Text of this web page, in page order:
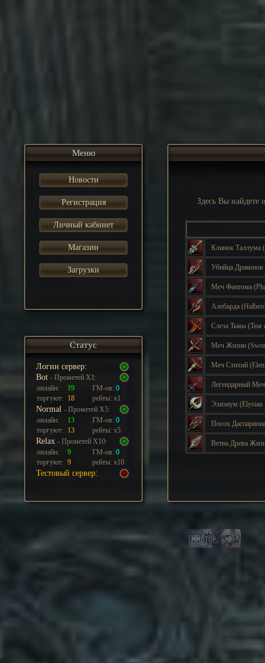
Меню
Новости
Регистрация
Личный кабинет
Магазин
Загрузки
Здесь Вы найдете
Клинок Таллума
Убийца Драконов
Меч Фантома
Алебарда
Слеза Тьмы (Tear
Меч Жизни
Меч Стихий
Легендарный
Элизиум (Elysian
Посох
Ветвь Древа
Статус
Логин сервер:
Bot - Прометей Х1:
онлайн:
19 ГМ-ов: 0
торгуют: 18 рейты: х1
Normal - Прометей Х5:
онлайн:
13 ГМ-ов: 0
торгуют: 13 рейты: х5
Relax - Прометей Х10:
онлайн:
9 ГМ-ов: 0
торгуют: 9 рейты: х10
Тестовый сервер: